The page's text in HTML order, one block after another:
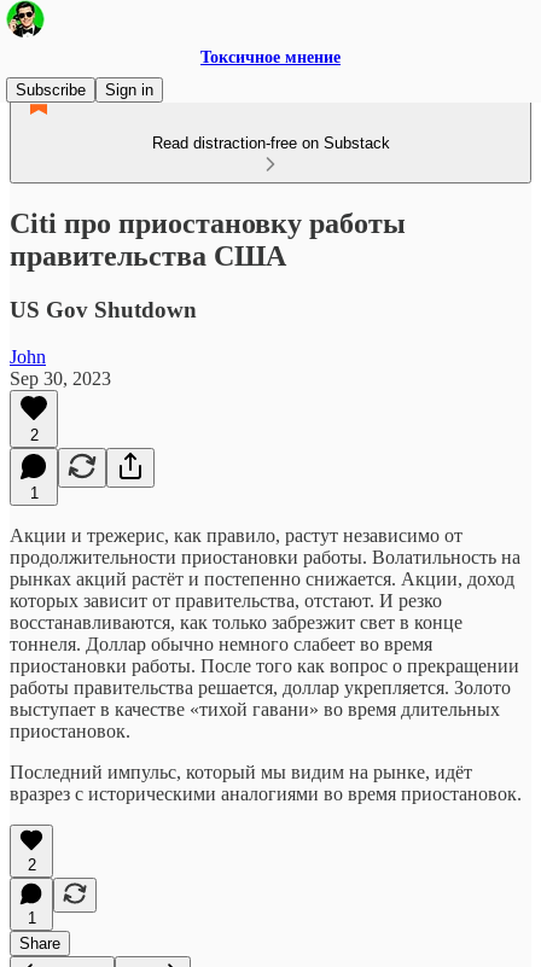
Токсичное мнение
Subscribe
Sign in
Read distraction-free on Substack
Citi про приостановку работы
правительства США
US Gov Shutdown
John
Sep 30, 2023
2
1
Акции и трежерис, как правило, растут независимо от
продолжительности приостановки работы. Волатильность на
рынках акций растёт и постепенно снижается. Акции, доход
которых зависит от правительства, отстают. И резко
восстанавливаются, как только забрезжит свет в конце
тоннеля. Доллар обычно немного слабеет во время
приостановки работы. После того как вопрос о прекращении
работы правительства решается, доллар укрепляется. Золото
выступает в качестве «тихой гавани» во время длительных
приостановок.
Последний импульс, который мы видим на рынке, идёт
вразрез с историческими аналогиями во время приостановок.
2
1
Share